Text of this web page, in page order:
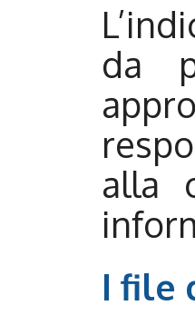
da
alla
I file